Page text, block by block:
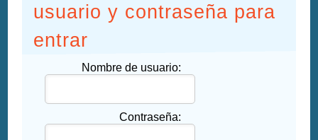
usuario y contraseña para
entrar
Nombre de usuario:
Contraseña: